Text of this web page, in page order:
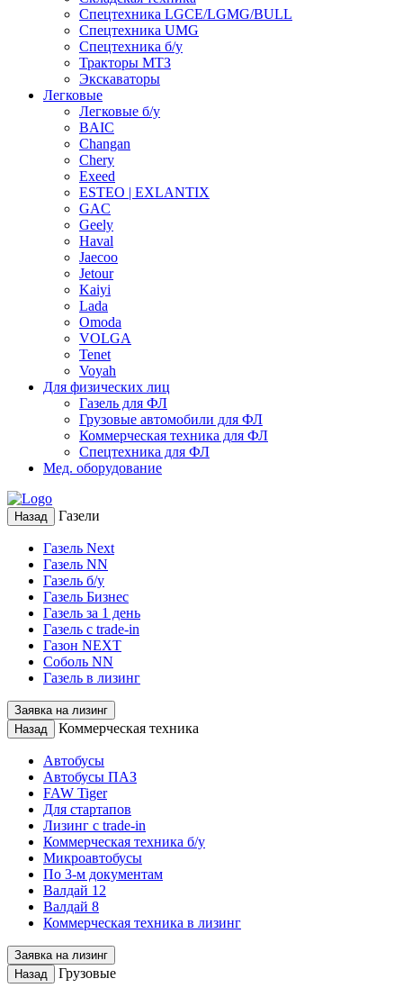
Спецтехника LGCE/LGMG/BULL
Спецтехника UMG
Спецтехника б/у
Тракторы МТЗ
Экскаваторы
Легковые
Легковые б/у
BAIC
Changan
Chery
Exeed
ESTEO | EXLANTIX
GAC
Geely
Haval
Jaecoo
Jetour
Kaiyi
Lada
Omoda
VOLGA
Tenet
Voyah
Для физических лиц
Газель для ФЛ
Грузовые автомобили для ФЛ
Коммерческая техника для ФЛ
Спецтехника для ФЛ
Мед. оборудование
Назад Газели
Газель Next
Газель NN
Газель б/у
Газель Бизнес
Газель за 1 день
Газель с trade-in
Газон NEXT
Соболь NN
Газель в лизинг
Заявка на лизинг
Назад
Коммерческая техника
Автобусы
Автобусы ПАЗ
FAW Tiger
Для стартапов
Лизинг с trade-in
Коммерческая техника б/у
Микроавтобусы
По 3-м документам
Валдай 12
Валдай 8
Коммерческая техника в лизинг
Заявка на лизинг
Назад
Грузовые